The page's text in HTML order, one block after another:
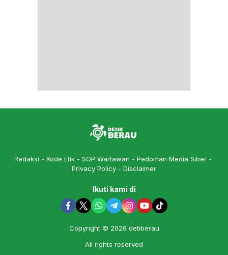
Redaksi Kode Etik SOP Wartawan
Pedoman Media Siber
Privacy Policy
Disclaimer
Ikuti kami di
Copyright © 2026 detiberau
All rights reserved